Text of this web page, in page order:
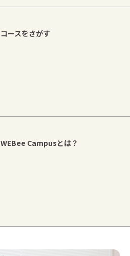
コースをさがす
WEBee Campusとは？